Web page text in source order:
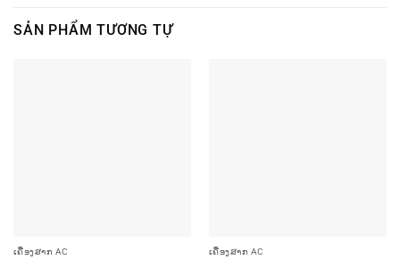
SẢN PHẨM TƯƠNG TỰ
ເຄື່ອງສາກ AC ເຄື່ອງສາກ AC